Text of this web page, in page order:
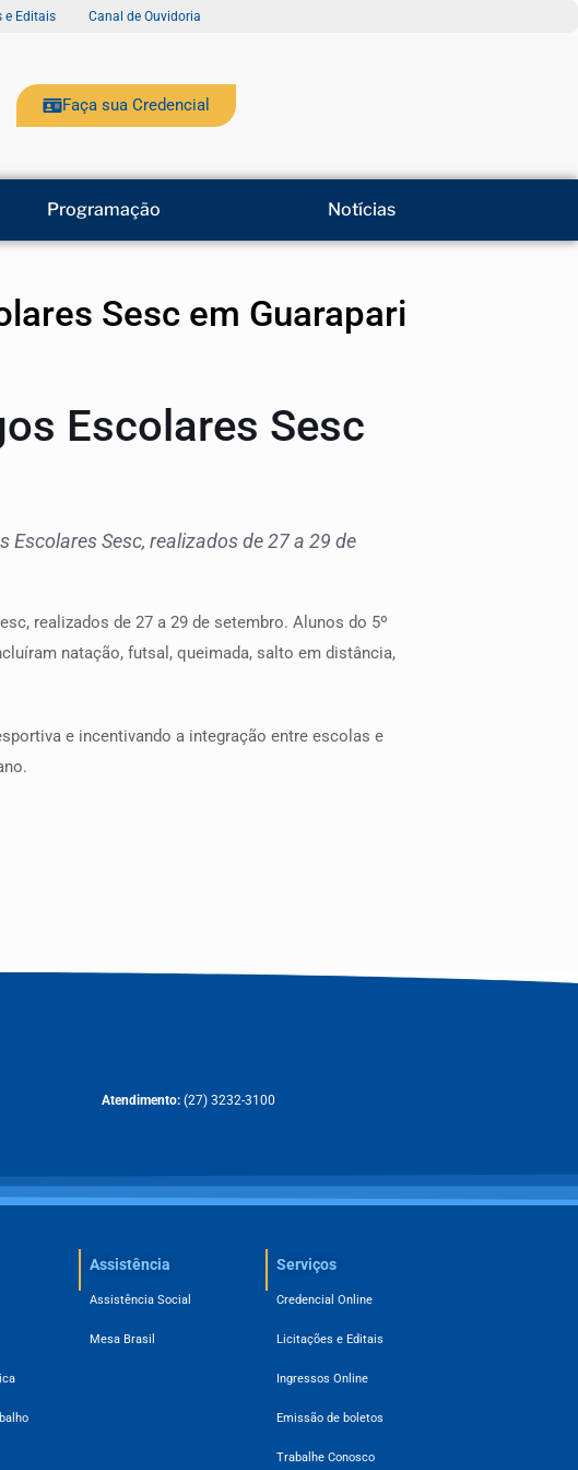
e Editais Canal de Ouvidoria
Faça sua Credencial
Programação Notícias
Sesc em Guarapari
Escolares Sesc
Sesc, realizados de 27 a 29 de
realizados de 27 a 29 de setembro. Alunos do 5º
natação, futsal, queimada, salto em distância,
e incentivando a integração entre escolas e
Atendimento: (27) 3232-3100
Assistência
Assistência Social
Mesa Brasil
Serviços
Credencial Online
Licitações e Editais
Ingressos Online
Emissão de boletos
Trabalhe Conosco